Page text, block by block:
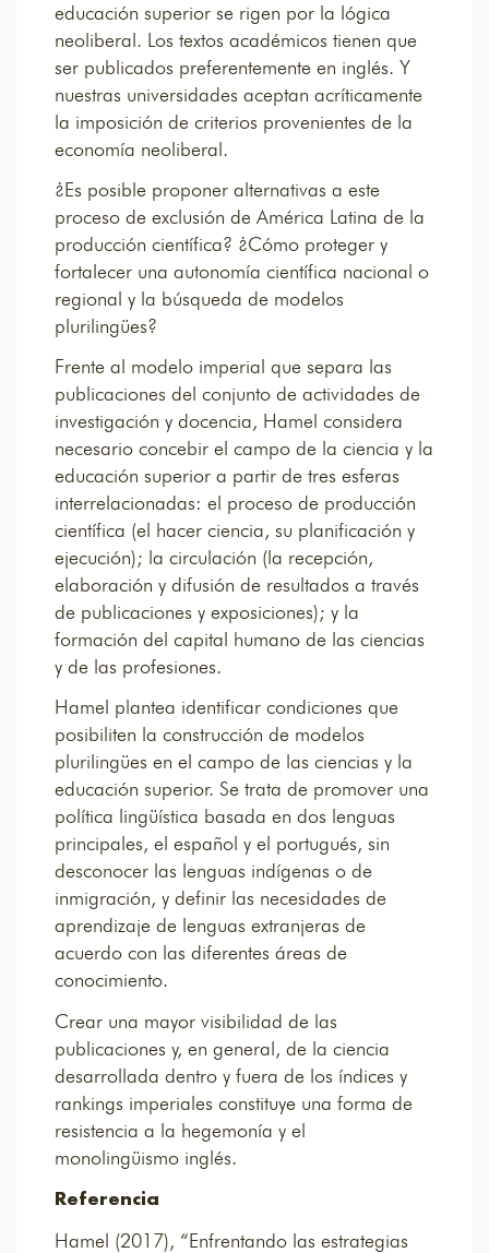
educación superior se rigen por la lógica
neoliberal. Los textos académicos tienen que
ser publicados preferentemente en inglés. Y
nuestras universidades aceptan acríticamente
la imposición de criterios provenientes de la
economía neoliberal.
¿Es posible proponer alternativas a este
proceso de exclusión de América Latina de la
producción científica? ¿Cómo proteger y
fortalecer una autonomía científica nacional o
regional y la búsqueda de modelos
plurilingües?
Frente al modelo imperial que separa las
publicaciones del conjunto de actividades de
investigación y docencia, Hamel considera
necesario concebir el campo de la ciencia y la
educación superior a partir de tres esferas
interrelacionadas: el proceso de producción
científica (el hacer ciencia, su planificación y
ejecución); la circulación (la recepción,
elaboración y difusión de resultados a través
de publicaciones y exposiciones); y la
formación del capital humano de las ciencias
y de las profesiones.
Hamel plantea identificar condiciones que
posibiliten la construcción de modelos
plurilingües en el campo de las ciencias y la
educación superior. Se trata de promover una
política lingüística basada en dos lenguas
principales, el español y el portugués, sin
desconocer las lenguas indígenas o de
inmigración, y definir las necesidades de
aprendizaje de lenguas extranjeras de
acuerdo con las diferentes áreas de
conocimiento.
Crear una mayor visibilidad de las
publicaciones y, en general, de la ciencia
desarrollada dentro y fuera de los índices y
rankings imperiales constituye una forma de
resistencia a la hegemonía y el
monolingüismo inglés.
Referencia
Hamel (2017), “Enfrentando las estrategias